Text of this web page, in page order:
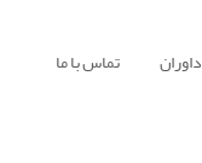
داوران تماس با ما